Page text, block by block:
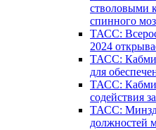
стволовыми
спинного
ТАСС:
2024
ТАСС:
для
ТАСС:
содействия
ТАСС:
должностей